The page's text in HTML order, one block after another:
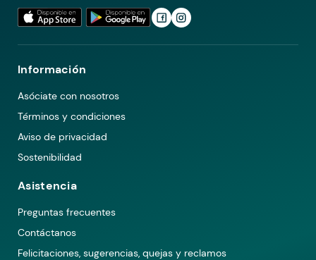
Información
Asóciate con nosotros
Términos y condiciones
Aviso de privacidad
Sostenibilidad
Asistencia
Preguntas frecuentes
Contáctanos
Felicitaciones, sugerencias, quejas y reclamos